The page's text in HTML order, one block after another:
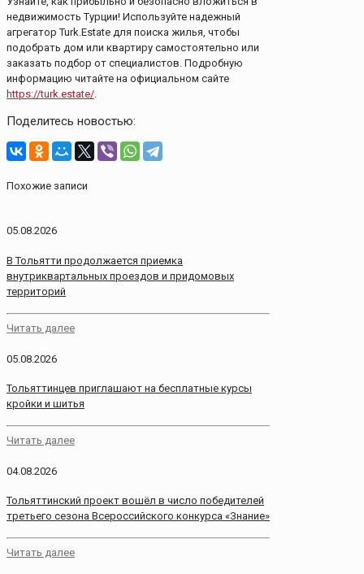
недвижимость Турции! Используйте надежный
агрегатор Turk.Estate для поиска жилья, чтобы
подобрать дом или квартиру самостоятельно или
заказать подбор от специалистов. Подробную
информацию читайте на официальном сайте
https://turk.estate/
Поделитесь новостью:
Похожие записи
05.08.2026
В Тольятти продолжается приемка
внутриквартальных проездов и придомовых
территорий
Читать далее
05.08.2026
Тольяттинцев приглашают на бесплатные курсы
кройки и шитья
Читать далее
04.08.2026
Тольяттинский проект вошёл в число победителей
третьего сезона Всероссийского конкурса «Знание»
Читать далее